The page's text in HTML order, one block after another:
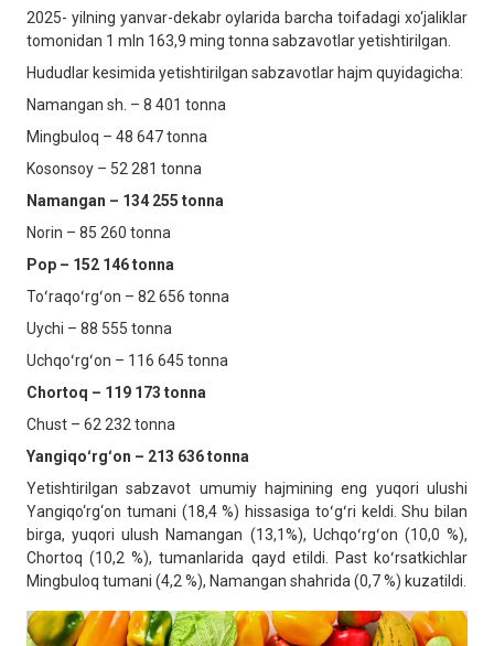
2025- yilning yanvar-dekabr oylarida barcha toifadagi xo‘jaliklar
tomonidan 1 mln 163,9 ming tonna sabzavotlar yetishtirilgan.
Hududlar kesimida yetishtirilgan sabzavotlar hajm quyidagicha:
Namangan sh. – 8 401 tonna
Mingbuloq – 48 647 tonna
Kosonsoy – 52 281 tonna
Namangan – 134 255 tonna
Norin – 85 260 tonna
Pop – 152 146 tonna
Toʻraqoʻrgʻon – 82 656 tonna
Uychi – 88 555 tonna
Uchqoʻrgʻon – 116 645 tonna
Chortoq – 119 173 tonna
Chust – 62 232 tonna
Yangiqoʻrgʻon – 213 636 tonna
Yetishtirilgan sabzavot umumiy hajmining eng yuqori ulushi
Yangiqo‘rg‘on tumani (18,4 %) hissasiga toʻgʻri keldi. Shu bilan
birga, yuqori ulush Namangan (13,1%), Uchqoʻrgʻon (10,0 %),
Chortoq (10,2 %), tumanlarida qayd etildi. Past koʻrsatkichlar
Mingbuloq tumani (4,2 %), Namangan shahrida (0,7 %) kuzatildi.